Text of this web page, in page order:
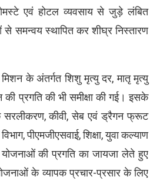
एवं होटल व्यवसाय से जुड़े लंबित
से समन्वय स्थापित कर शीघ्र निस्तारण
मिशन के अंतर्गत शिशु मृत्यु दर, मातृ मृत्यु
की प्रगति की भी समीक्षा की गई। इसके
सरलीकरण, कीवी, सेब एवं ड्रैगन फ्रूट
पीएमजीएसवाई, शिक्षा, युवा कल्याण
योजनाओं की प्रगति का जायजा लेते हुए
के व्यापक प्रचार-प्रसार के लिए